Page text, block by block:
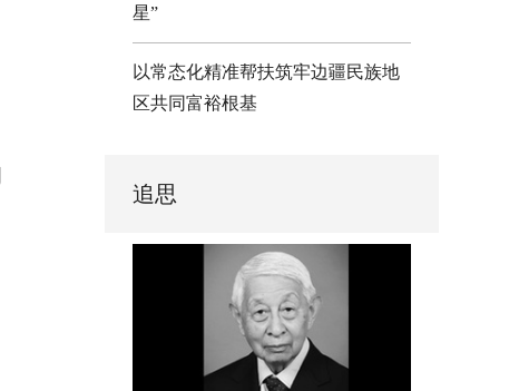
星”
以常态化精准帮扶筑牢边疆民族地
区共同富裕根基
追思